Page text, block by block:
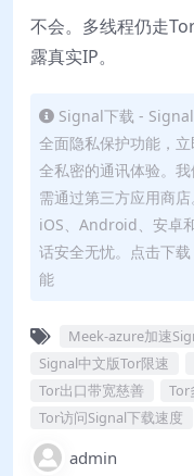
不会。多线程仍走
露真实IP。
Signal下载 -
全面隐私保护功能，
全私密的通讯体验。
需通过第三方应用商
iOS、Android、安卓
话安全无忧。点击下
能
Meek-azure加速
Signal中文版Tor限速
Tor出口带宽慈善
Tor
Tor访问Signal下载速度
admin